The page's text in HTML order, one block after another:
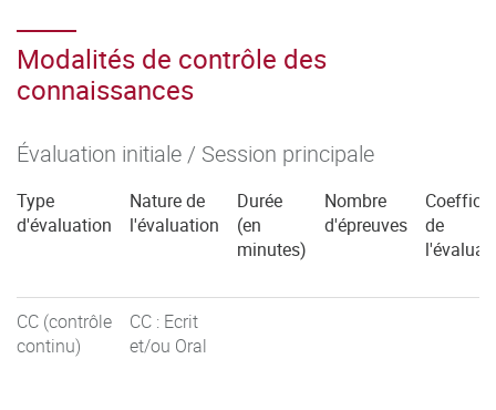
Modalités de contrôle des
connaissances
Évaluation initiale / Session principale
Type
d'évaluation
Nature de
l'évaluation
Durée
(en
minutes)
Nombre
d'épreuves
de
CC (contrôle
continu)
CC : Ecrit
et/ou Oral